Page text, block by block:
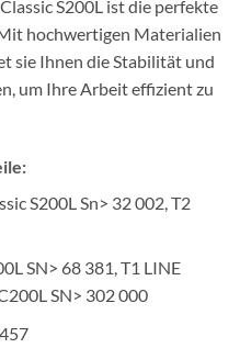
S200L ist die perfekte
hochwertigen Materialien
sie Ihnen die Stabilität und
um Ihre Arbeit effizient zu
S200L Sn> 32 002, T2
SN> 68 381, T1 LINE
SN> 302 000